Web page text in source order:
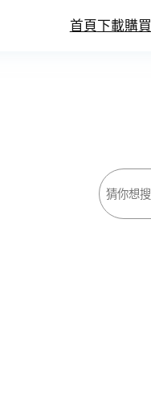
首頁下載購買
搜
尋